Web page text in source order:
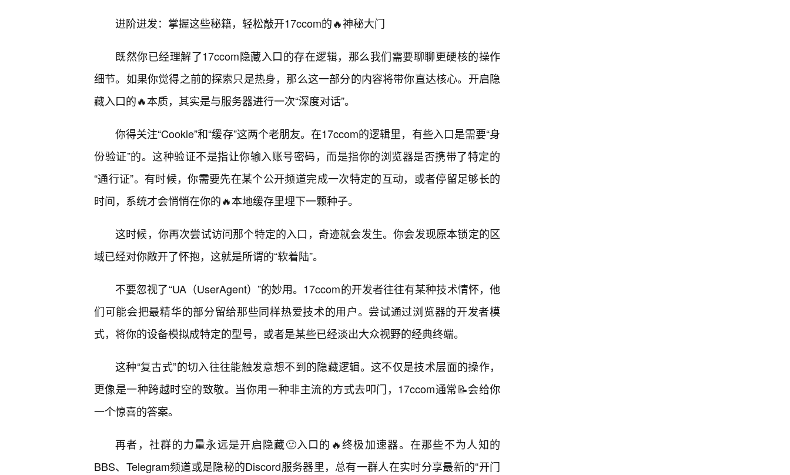
进阶进发：掌握这些秘籍，轻松敲开17ccom的🔥神秘大门
既然你已经理解了17ccom隐藏入口的存在逻辑，那么我们需要聊聊更硬核的操作
细节。如果你觉得之前的探索只是热身，那么这一部分的内容将带你直达核心。开启隐
藏入口的🔥本质，其实是与服务器进行一次“深度对话”。
你得关注“Cookie”和“缓存”这两个老朋友。在17ccom的逻辑里，有些入口是需要“身
份验证”的。这种验证不是指让你输入账号密码，而是指你的浏览器是否携带了特定的
“通行证”。有时候，你需要先在某个公开频道完成一次特定的互动，或者停留足够长的
时间，系统才会悄悄在你的🔥本地缓存里埋下一颗种子。
这时候，你再次尝试访问那个特定的入口，奇迹就会发生。你会发现原本锁定的区
域已经对你敞开了怀抱，这就是所谓的“软着陆”。
不要忽视了“UA（UserAgent）”的妙用。17ccom的开发者往往有某种技术情怀，他
们可能会把最精华的部分留给那些同样热爱技术的用户。尝试通过浏览器的开发者模
式，将你的设备模拟成特定的型号，或者是某些已经淡出大众视野的经典终端。
这种“复古式”的切入往往能触发意想不到的隐藏逻辑。这不仅是技术层面的操作，
更像是一种跨越时空的致敬。当你用一种非主流的方式去叩门，17ccom通常📝会给你
一个惊喜的答案。
再者，社群的力量永远是开启隐藏🙂入口的🔥终极加速器。在那些不为人知的
BBS、Telegram频道或是隐秘的Discord服务器里，总有一群人在实时分享最新的“开门